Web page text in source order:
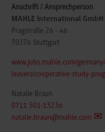
MAHLE International GmbH
Pragstraße 26 - 46
70376 Stuttgart
www.jobs.mahle.com/
leavers/cooperative-study-
Natalie Braun
0711 501-13236
natalie.braun@mahle.com